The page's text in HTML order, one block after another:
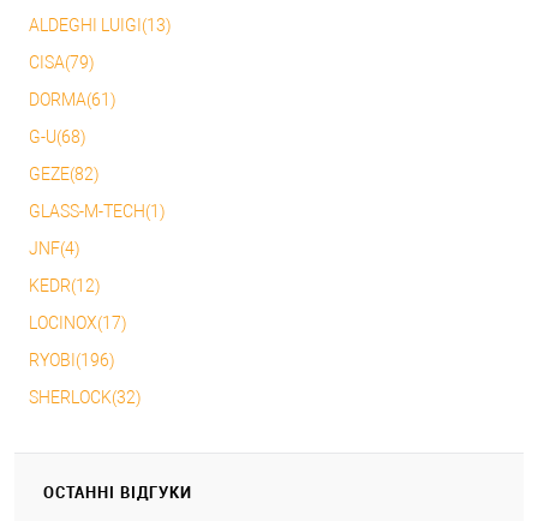
ALDEGHI LUIGI(13)
CISA(79)
DORMA(61)
G-U(68)
GEZE(82)
GLASS-M-TECH(1)
JNF(4)
KEDR(12)
LOCINOX(17)
RYOBI(196)
SHERLOCK(32)
ОСТАННІ ВІДГУКИ